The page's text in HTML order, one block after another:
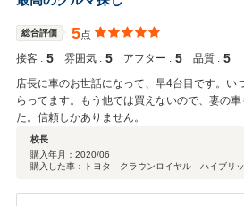
総合評価 5点
接客 : 5 雰囲気 : 5 アフター : 5 品質 : 5
店長に車のお世話になって、早4台目です。い
らってます。もう他では買えないので、妻の
た。信頼しかありません。
校長
購入年月： 2020/06
購入した車：トヨタ クラウンロイヤル ハイブリ